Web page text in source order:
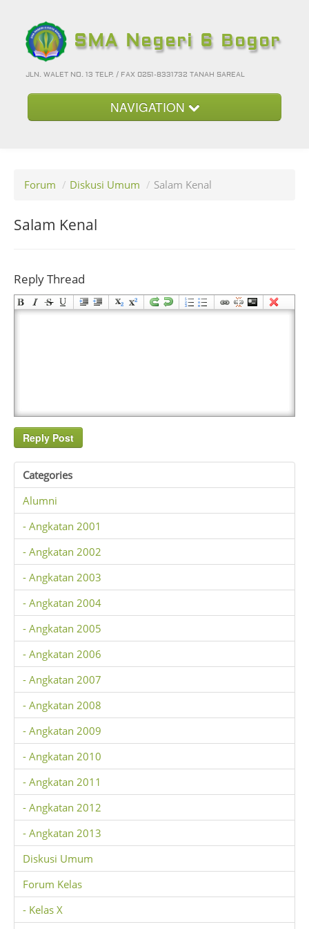
SMA Negeri 6 Bogor
JLN. WALET NO. 13 TELP. / FAX 0251-8331732 TANAH SAREAL
NAVIGATION
Album Foto
Login
Forum / Diskusi Umum / Salam Kenal
Salam Kenal
Reply Thread
Categories
Alumni
- Angkatan 2001
- Angkatan 2002
- Angkatan 2003
- Angkatan 2004
- Angkatan 2005
- Angkatan 2006
- Angkatan 2007
- Angkatan 2008
- Angkatan 2009
- Angkatan 2010
- Angkatan 2011
- Angkatan 2012
- Angkatan 2013
Diskusi Umum
Forum Kelas
- Kelas X